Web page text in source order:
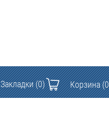
Закладки(0) Корзина